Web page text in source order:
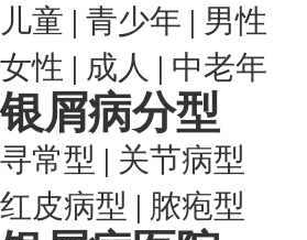
儿童 | 青少年 | 男性
女性 | 成人 | 中老年
银屑病分型
寻常型 | 关节病型
红皮病型 | 脓疱型